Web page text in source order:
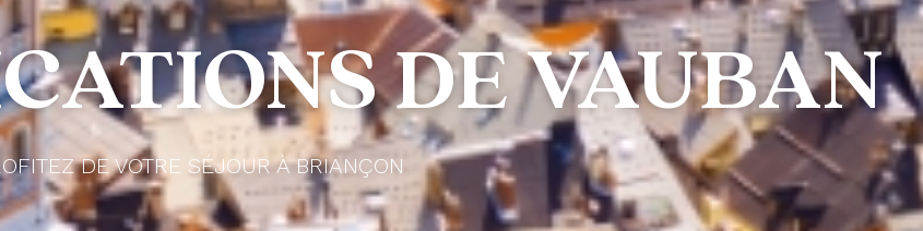
DE VAUBAN
DE VOTRE SÉJOUR À BRIANÇON